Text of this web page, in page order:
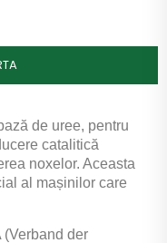
de uree, pentru
catalitică
noxelor. Aceasta
al mașinilor care
der